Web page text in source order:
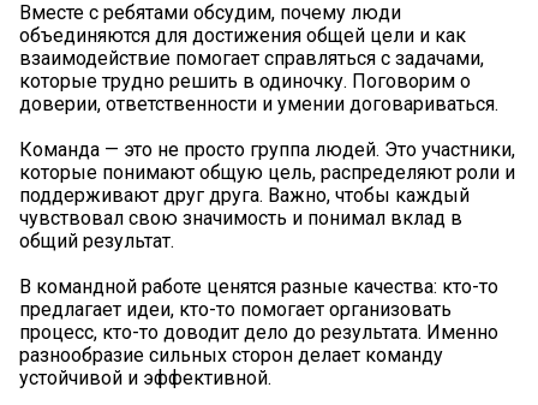
Вместе с ребятами обсудим, почему люди
объединяются для достижения общей цели и как
взаимодействие помогает справляться с задачами,
которые трудно решить в одиночку. Поговорим о
доверии, ответственности и умении договариваться.
Команда — это не просто группа людей. Это участники,
которые понимают общую цель, распределяют роли и
поддерживают друг друга. Важно, чтобы каждый
чувствовал свою значимость и понимал вклад в
общий результат.
В командной работе ценятся разные качества: кто-то
предлагает идеи, кто-то помогает организовать
процесс, кто-то доводит дело до результата. Именно
разнообразие сильных сторон делает команду
устойчивой и эффективной.